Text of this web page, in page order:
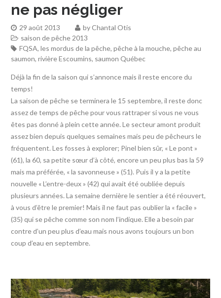
ne pas négliger
29 août 2013 byChantal Otis
saison de pêche 2013
FQSA,les mordus de la pêche,pêche à la mouche,pêche au
saumon,rivière Escoumins, saumon Québec
Déjà la fin de la saison qui s’annonce mais il reste encore du
temps!
La saison de pêche se terminera le 15 septembre, il reste donc
assez de temps de pêche pour vous rattraper si vous ne vous
êtes pas donné à plein cette année. Le secteur amont produit
assez bien depuis quelques semaines mais peu de pêcheurs le
fréquentent. Les fosses à explorer; Pinel bien sûr, « Le pont »
(61), la 60, sa petite sœur d’à côté, encore un peu plus bas la 59
mais ma préférée, « la savonneuse » (51). Puis il y a la petite
nouvelle « L’entre-deux » (42) qui avait été oubliée depuis
plusieurs années. La semaine dernière le sentier a été réouvert,
à vous d’être le premier! Mais il ne faut pas oublier la « facile »
(35) qui se pêche comme son nom l’indique. Elle a besoin par
contre d’un peu plus d’eau mais nous avons toujours un bon
coup d’eau en septembre.